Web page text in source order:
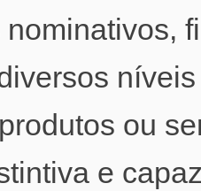
ou
e